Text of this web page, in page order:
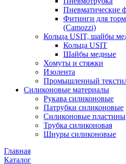
Пневматические
Фитинги для
(Camozzi)
Кольца USIT, шайбы
Кольца USIT
Шайбы медные
Хомуты и стяжки
Изолента
Промышленный
Силиконовые материалы
Рукава силиконовые
Патрубки силиконовые
Силиконовые пластины
Трубка силиконовая
Шнуры силиконовые
Главная
Каталог